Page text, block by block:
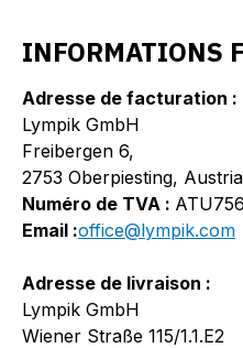
INFORMATIONS
Adresse de facturation :
Lympik GmbH
Freibergen 6,
2753 Oberpiesting, Austria
Numéro de TVA :
Email :office@lympik.com
Adresse de livraison :
Lympik GmbH
Wiener Straße 115/1.1.E2